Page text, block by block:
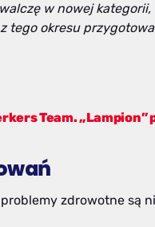
w nowej
tego okresu
Team.
zdrowotne są